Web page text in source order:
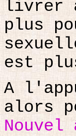
livrer
plus
est
A
alors
Nouvel